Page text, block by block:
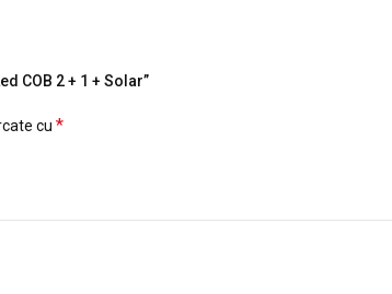
COB 2 + 1 + Solar”
cu *